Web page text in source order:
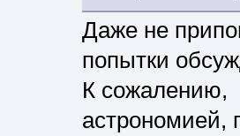
Даже не
попытки
К сожалению,
астрономией,